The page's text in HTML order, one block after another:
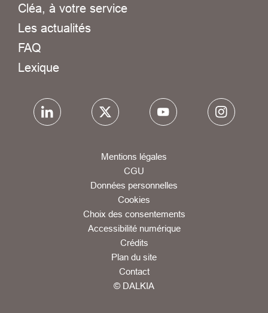
Cléa, à votre service
Les actualités
FAQ
Lexique
Mentions légales
CGU
Données personnelles
Cookies
Choix des consentements
Accessibilité numérique
Crédits
Plan du site
Contact
© DALKIA